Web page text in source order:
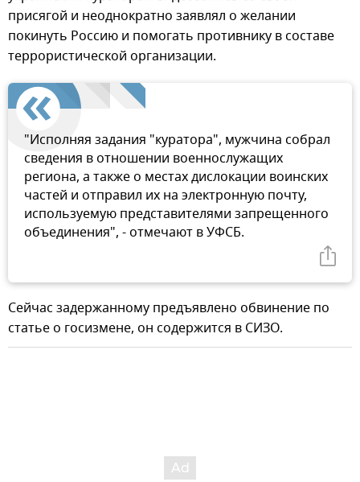
присягой и неоднократно заявлял о желании
покинуть Россию и помогать противнику в составе
террористической организации.
"Исполняя задания "куратора", мужчина собрал
сведения в отношении военнослужащих
региона, а также о местах дислокации воинских
частей и отправил их на электронную почту,
используемую представителями запрещенного
объединения", - отмечают в УФСБ.
Сейчас задержанному предъявлено обвинение по
статье о госизмене, он содержится в СИЗО.